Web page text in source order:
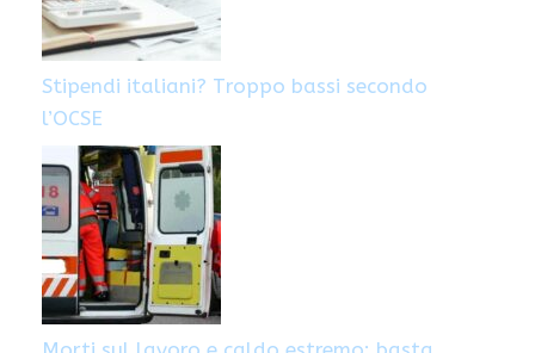
Stipendi italiani? Troppo bassi secondo
l’OCSE